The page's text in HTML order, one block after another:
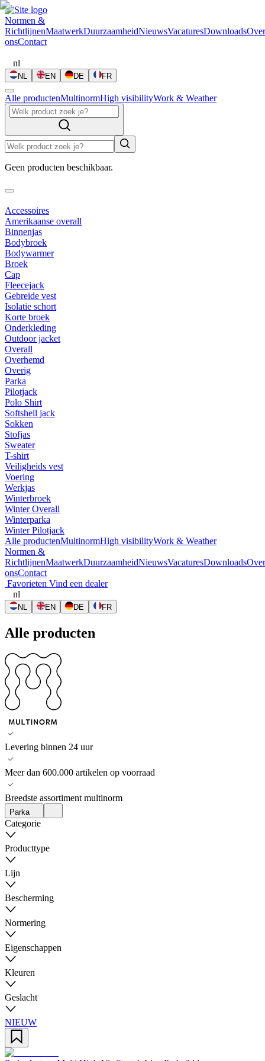
Normen &
RichtlijnenMaatwerkDuurzaamheidNieuwsVacaturesDownloadsOver
onsContact
nl
NL EN DE FR
Alle productenMultinormHigh visibilityWork & Weather
Geen producten beschikbaar.
Accessoires
Amerikaanse overall
Binnenjas
Bodybroek
Bodywarmer
Broek
Cap
Fleecejack
Gebreide vest
Isolatie schort
Korte broek
Onderkleding
Outdoor jacket
Overall
Overhemd
Overig
Parka
Pilotjack
Polo Shirt
Softshell jack
Sokken
Stofjas
Sweater
T-shirt
Veiligheids vest
Voering
Werkjas
Winterbroek
Winter Overall
Winterparka
Winter Pilotjack
Alle productenMultinormHigh visibilityWork & Weather
Normen &
RichtlijnenMaatwerkDuurzaamheidNieuwsVacaturesDownloadsOver
onsContact
Favorieten Vind een dealer
nl
NL EN DE FR
Alle producten
Levering binnen 24 uur
Meer dan 600.000 artikelen op voorraad
Breedste assortiment multinorm
Parka
Categorie
Producttype
Lijn
Bescherming
Normering
Eigenschappen
Kleuren
Geslacht
NIEUW